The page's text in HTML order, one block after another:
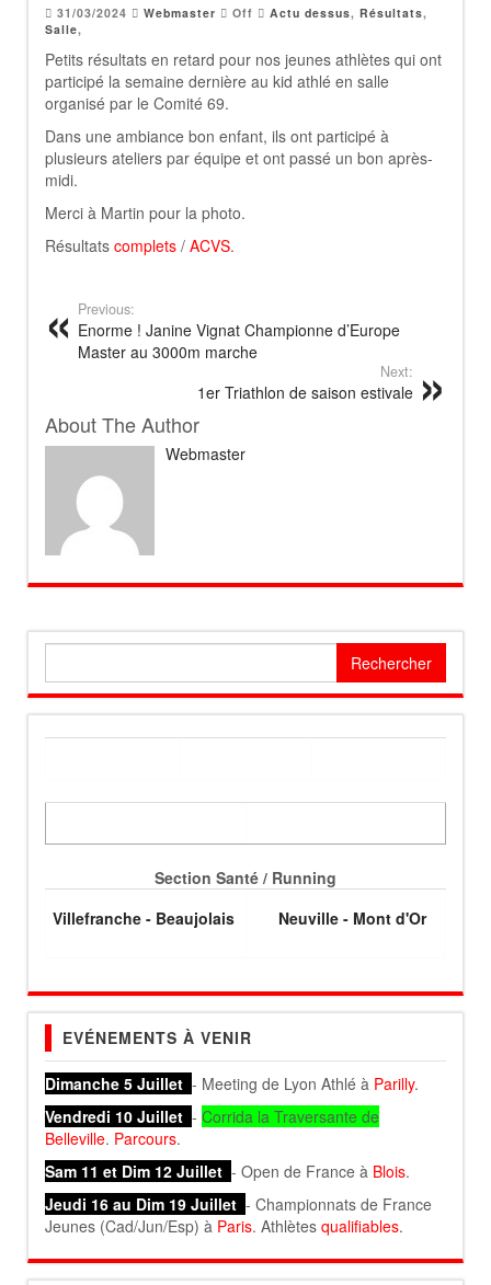
31/03/2024 Webmaster Off Actu dessus, Résultats,
Salle,
Petits résultats en retard pour nos jeunes athlètes qui ont
participé la semaine dernière au kid athlé en salle
organisé par le Comité 69.
Dans une ambiance bon enfant, ils ont participé à
plusieurs ateliers par équipe et ont passé un bon après-
midi.
Merci à Martin pour la photo.
Résultats complets / ACVS.
Previous:
Enorme ! Janine Vignat Championne d’Europe
Master au 3000m marche
Next:
1er Triathlon de saison estivale
About The Author
Webmaster
Section Santé / Running
Villefranche - Beaujolais
Neuville - Mont d'Or
EVÉNEMENTS À VENIR
Dimanche 5 Juillet - Meeting de Lyon Athlé à Parilly.
Vendredi 10 Juillet - Corrida la Traversante de
Belleville. Parcours.
Sam 11 et Dim 12 Juillet - Open de France à Blois.
Jeudi 16 au Dim 19 Juillet - Championnats de France
Jeunes (Cad/Jun/Esp) à Paris. Athlètes qualifiables.